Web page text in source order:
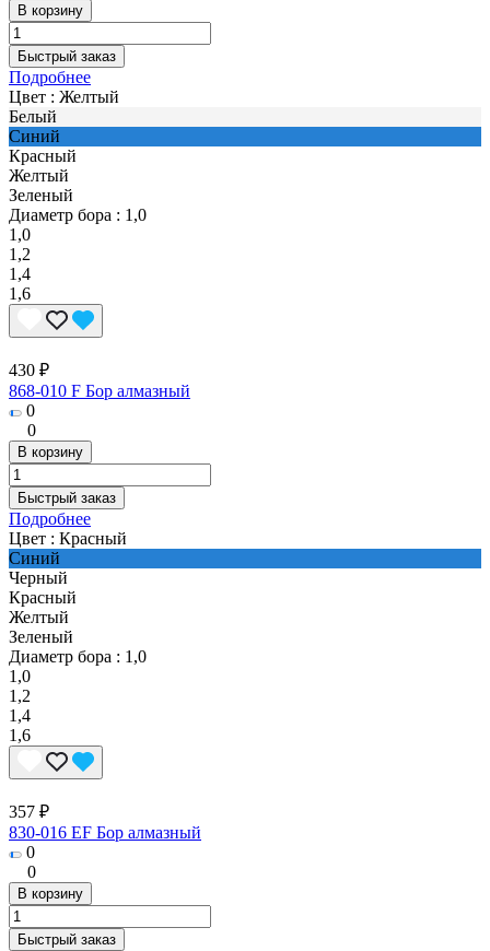
В корзину
Быстрый заказ
Подробнее
Цвет : Желтый
Белый
Синий
Красный
Желтый
Зеленый
Диаметр бора : 1,0
1,0
1,2
1,4
1,6
430 ₽
868-010 F Бор алмазный
0
0
В корзину
Быстрый заказ
Подробнее
Цвет : Красный
Синий
Черный
Красный
Желтый
Зеленый
Диаметр бора : 1,0
1,0
1,2
1,4
1,6
357 ₽
830-016 EF Бор алмазный
0
0
В корзину
Быстрый заказ